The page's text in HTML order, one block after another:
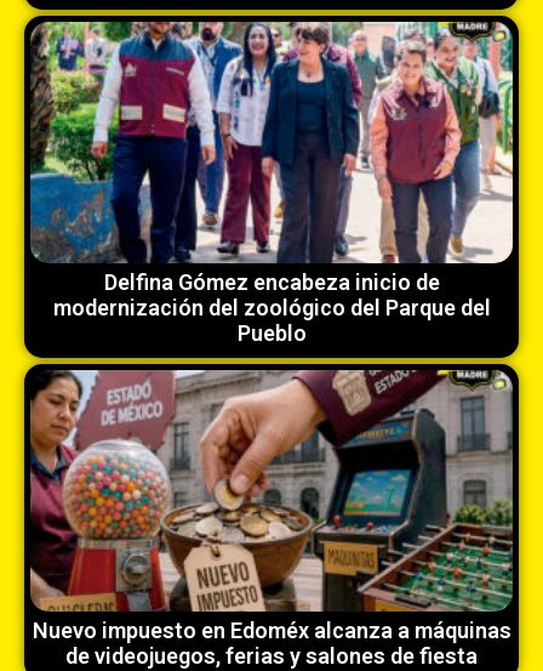
Delfina Gómez encabeza inicio de
modernización del zoológico del Parque del
Pueblo
Nuevo impuesto en Edoméx alcanza a máquinas
de videojuegos, ferias y salones de fiesta